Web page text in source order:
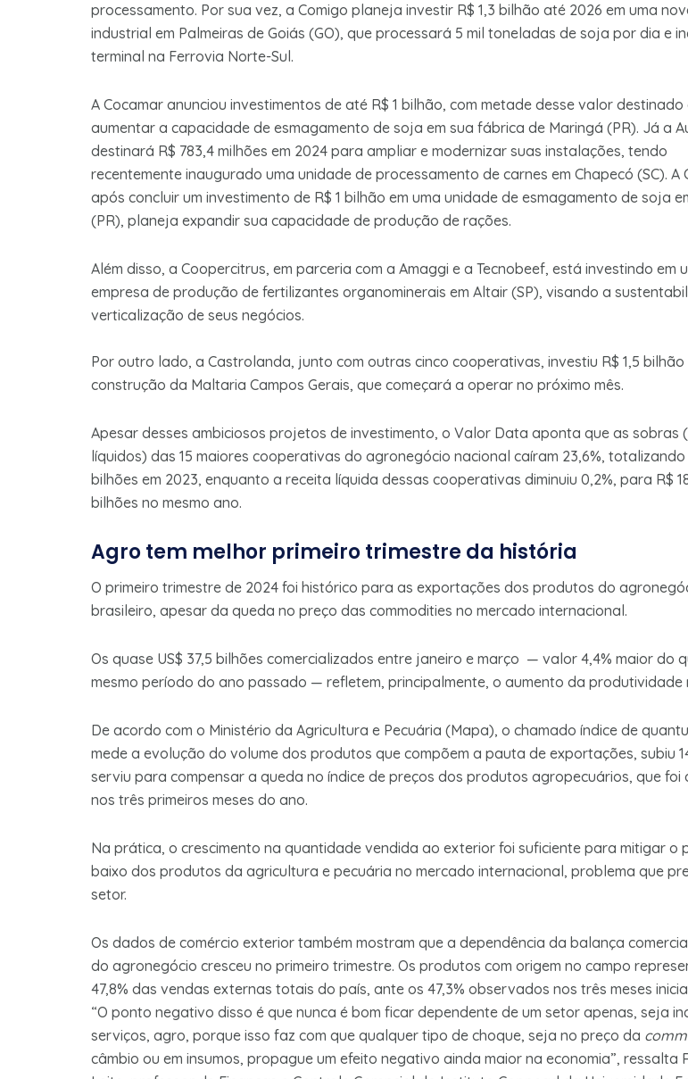
processamento. Por sua vez, a Comigo planeja investir R$ 1,3 bilhão até 2026 em uma
industrial em Palmeiras de Goiás (GO), que processará 5 mil toneladas de soja por dia e
terminal na Ferrovia Norte-Sul.
A Cocamar anunciou investimentos de até R$ 1 bilhão, com metade desse valor destinado
aumentar a capacidade de esmagamento de soja em sua fábrica de Maringá (PR). Já a
destinará R$ 783,4 milhões em 2024 para ampliar e modernizar suas instalações, tendo
recentemente inaugurado uma unidade de processamento de carnes em Chapecó (SC). A
após concluir um investimento de R$ 1 bilhão em uma unidade de esmagamento de soja
(PR), planeja expandir sua capacidade de produção de rações.
Além disso, a Coopercitrus, em parceria com a Amaggi e a Tecnobeef, está investindo em
empresa de produção de fertilizantes organominerais em Altair (SP), visando a
verticalização de seus negócios.
Por outro lado, a Castrolanda, junto com outras cinco cooperativas, investiu R$ 1,5 bilhão
construção da Maltaria Campos Gerais, que começará a operar no próximo mês.
Apesar desses ambiciosos projetos de investimento, o Valor Data aponta que as sobras
líquidos) das 15 maiores cooperativas do agronegócio nacional caíram 23,6%, totalizando
bilhões em 2023, enquanto a receita líquida dessas cooperativas diminuiu 0,2%, para R$
bilhões no mesmo ano.
Agro tem melhor primeiro trimestre da história
O primeiro trimestre de 2024 foi histórico para as exportações dos produtos do
brasileiro, apesar da queda no preço das commodities no mercado internacional.
Os quase US$ 37,5 bilhões comercializados entre janeiro e março — valor 4,4% maior do
mesmo período do ano passado — refletem, principalmente, o aumento da produtividade
De acordo com o Ministério da Agricultura e Pecuária (Mapa), o chamado índice de
mede a evolução do volume dos produtos que compõem a pauta de exportações, subiu
serviu para compensar a queda no índice de preços dos produtos agropecuários, que foi
nos três primeiros meses do ano.
Na prática, o crescimento na quantidade vendida ao exterior foi suficiente para mitigar o
baixo dos produtos da agricultura e pecuária no mercado internacional, problema que
setor.
Os dados de comércio exterior também mostram que a dependência da balança
do agronegócio cresceu no primeiro trimestre. Os produtos com origem no campo
47,8% das vendas externas totais do país, ante os 47,3% observados nos três meses
“O ponto negativo disso é que nunca é bom ficar dependente de um setor apenas, seja
serviços, agro, porque isso faz com que qualquer tipo de choque, seja no preço da
câmbio ou em insumos, propague um efeito negativo ainda maior na economia”, ressalta